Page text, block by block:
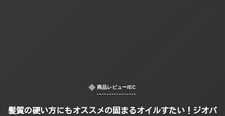
商品レビュー/EC
髪質の硬い方にもオススメの固まるオイルすたい！ジオパ